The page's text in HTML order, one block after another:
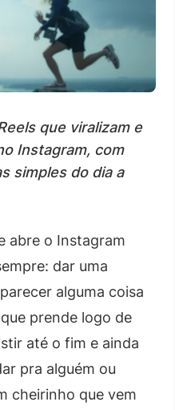
que viralizam e
Instagram, com
simples do dia a
abre o Instagram
dar uma
alguma coisa
prende logo de
até o fim e ainda
pra alguém ou
cheirinho que vem